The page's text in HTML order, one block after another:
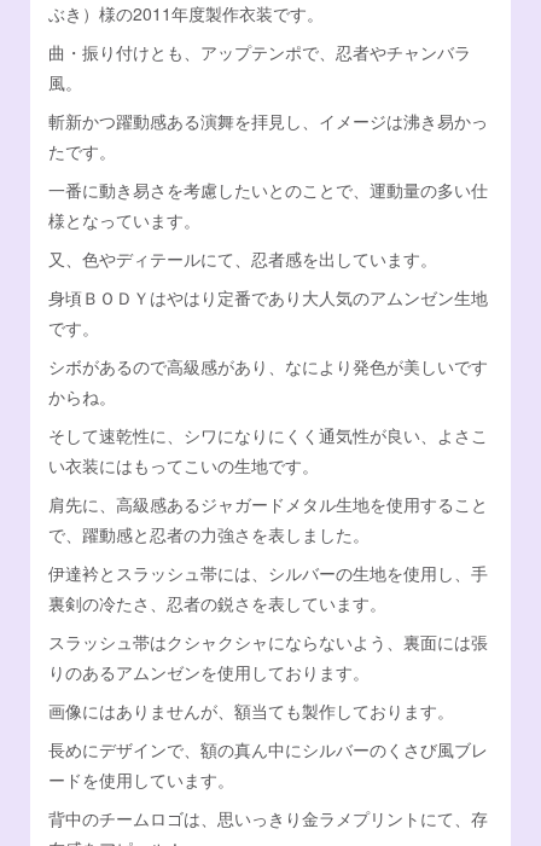
他オーダーメイド衣装 デザイナー日記
Facebook
ぶき）様の2011年度製作衣装です。
曲・振り付けとも、アップテンポで、忍者やチャンバラ
風。
斬新かつ躍動感ある演舞を拝見し、イメージは沸き易かっ
たです。
一番に動き易さを考慮したいとのことで、運動量の多い仕
様となっています。
又、色やディテールにて、忍者感を出しています。
身頃ＢＯＤＹはやはり定番であり大人気のアムンゼン生地
です。
シボがあるので高級感があり、なにより発色が美しいです
からね。
そして速乾性に、シワになりにくく通気性が良い、よさこ
い衣装にはもってこいの生地です。
肩先に、高級感あるジャガードメタル生地を使用すること
で、躍動感と忍者の力強さを表しました。
伊達衿とスラッシュ帯には、シルバーの生地を使用し、手
裏剣の冷たさ、忍者の鋭さを表しています。
スラッシュ帯はクシャクシャにならないよう、裏面には張
りのあるアムンゼンを使用しております。
画像にはありませんが、額当ても製作しております。
長めにデザインで、額の真ん中にシルバーのくさび風ブレ
ードを使用しています。
背中のチームロゴは、思いっきり金ラメプリントにて、存